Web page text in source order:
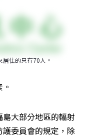
住的只有70人。
大部分地區的輻射
委員會的規定，除